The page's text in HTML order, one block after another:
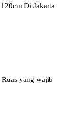
120cm Di Jakarta
Ruas yang wajib